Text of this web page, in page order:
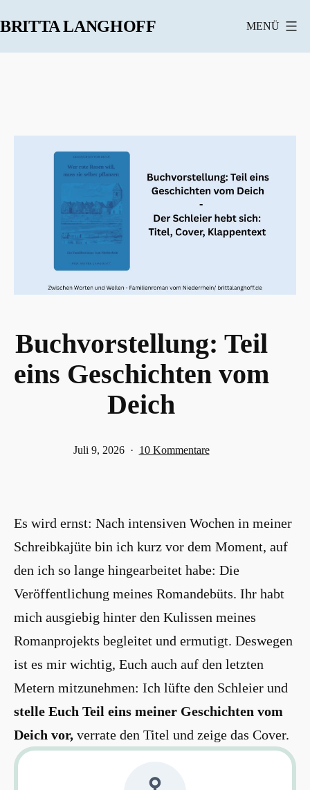
Inhalt
BRITTA LANGHOFF MENÜ
Buchvorstellung: Teil
eins Geschichten vom
Deich
Veröffentlicht
Juli 9, 2026 10 Kommentarezu
Geschichten
vom
Es wird ernst: Nach intensiven Wochen in meiner
Schreibkajüte bin ich kurz vor dem Moment, auf
den ich so lange hingearbeitet habe: Die
Veröffentlichung meines Romandebüts. Ihr habt
mich ausgiebig hinter den Kulissen meines
Romanprojekts begleitet und ermutigt. Deswegen
ist es mir wichtig, Euch auch auf den letzten
Metern mitzunehmen: Ich lüfte den Schleier und
stelle Euch Teil eins meiner Geschichten vom
Deich vor, verrate den Titel und zeige das Cover.